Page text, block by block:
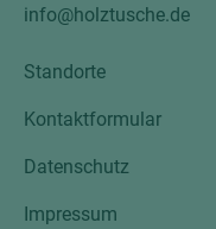
info@holztusche.de
Standorte
Kontaktformular
Datenschutz
Impressum